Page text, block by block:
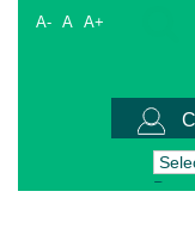
A- A A+